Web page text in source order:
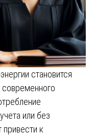
становится
современного
или без
к